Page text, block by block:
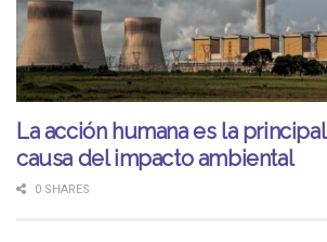
La acción humana es la principal
causa del impacto ambiental
0 SHARES